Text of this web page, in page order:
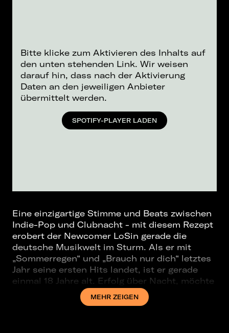
Bitte klicke zum Aktivieren des Inhalts auf
den unten stehenden Link. Wir weisen
darauf hin, dass nach der Aktivierung
Daten an den jeweiligen Anbieter
übermittelt werden.
SPOTIFY-PLAYER LADEN
Eine einzigartige Stimme und Beats zwischen
Indie-Pop und Clubnacht - mit diesem Rezept
erobert der Newcomer LoSin gerade die
deutsche Musikwelt im Sturm. Als er mit
„Sommerregen“ und „Brauch nur dich“ letztes
Jahr seine ersten Hits landet, ist er gerade
einmal 18 Jahre alt. Erfolg über Nacht, möchte
man meinen, aber tatsächlich sitzt LoSin
schon mit vier Jahren zum ersten Mal am
MEHR ZEIGEN